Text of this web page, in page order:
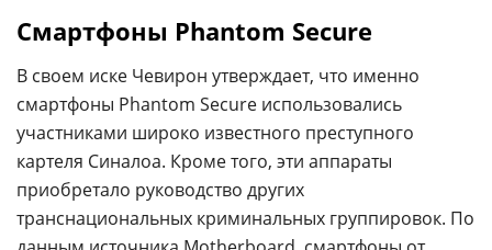
Смартфоны Phantom Secure
В своем иске Чевирон утверждает, что именно
смартфоны Phantom Secure использовались
участниками широко известного преступного
картеля Синалоа. Кроме того, эти аппараты
приобретало руководство других
транснациональных криминальных группировок. По